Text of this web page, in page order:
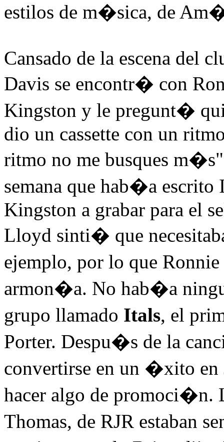
estilos de m�sica, de
Cansado de la escena del
Davis se encontr� con
Kingston y le pregunt�
dio un cassette con un
ritmo no me busques
semana que hab�a
Kingston a grabar para el
Lloyd sinti� que
ejemplo, por lo que
armon�a. No hab�a
grupo llamado Itals, el
Porter. Despu�s de la
convertirse en un �xito en
hacer algo de promoci�n.
Thomas, de RJR estaban